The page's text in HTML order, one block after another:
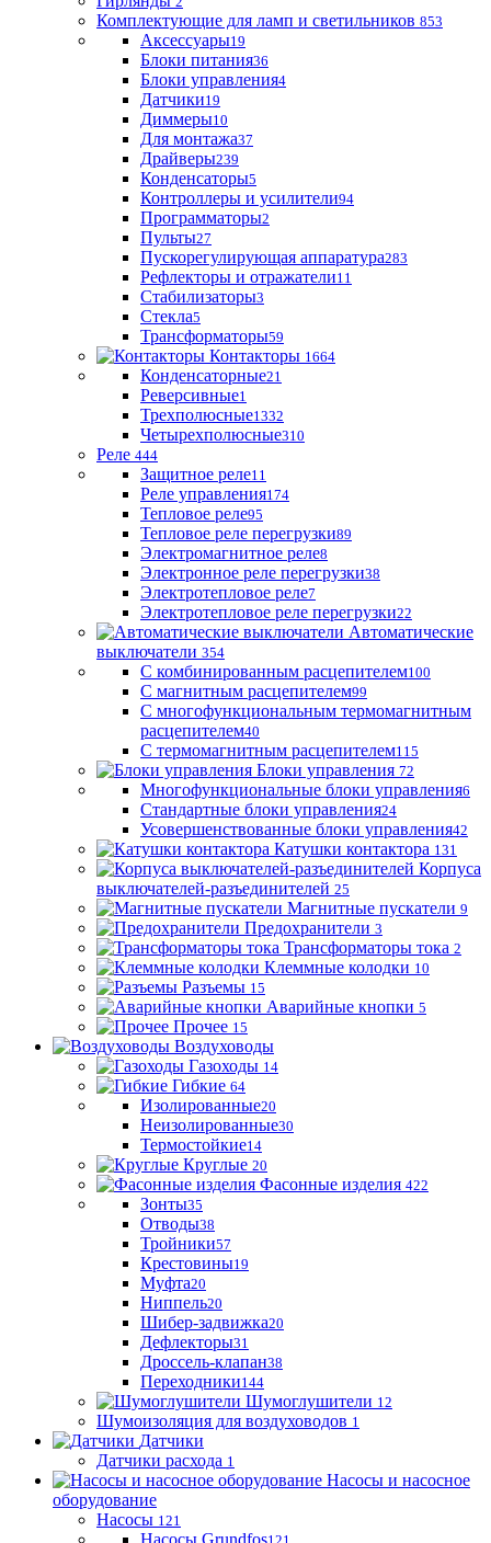
Комплектующие для ламп и светильников 853
Аксессуары19
Блоки питания36
Блоки управления4
Датчики19
Диммеры10
Для монтажа37
Драйверы239
Конденсаторы5
Контроллеры и усилители94
Программаторы2
Пульты27
Пускорегулирующая аппаратура283
Рефлекторы и отражатели11
Стабилизаторы3
Стекла5
Трансформаторы59
Контакторы 1664
Конденсаторные21
Реверсивные1
Трехполюсные1332
Четырехполюсные310
Реле 444
Защитное реле11
Реле управления174
Тепловое реле95
Тепловое реле перегрузки89
Электромагнитное реле8
Электронное реле перегрузки38
Электротепловое реле7
Электротепловое реле перегрузки22
Автоматические
выключатели 354
С комбинированным расцепителем100
С магнитным расцепителем99
С многофункциональным термомагнитным
расцепителем40
С термомагнитным расцепителем115
Блоки управления 72
Многофункциональные блоки управления6
Стандартные блоки управления24
Усовершенствованные блоки управления42
Катушки контактора 131
Корпуса
выключателей-разъединителей 25
Магнитные пускатели 9
Предохранители 3
Трансформаторы тока 2
Клеммные колодки 10
Разъемы 15
Аварийные кнопки 5
Прочее 15
Воздуховоды
Газоходы 14
Гибкие 64
Изолированные20
Неизолированные30
Термостойкие14
Круглые 20
Фасонные изделия 422
Зонты35
Отводы38
Тройники57
Крестовины19
Муфта20
Ниппель20
Шибер-задвижка20
Дефлекторы31
Дроссель-клапан38
Переходники144
Шумоглушители 12
Шумоизоляция для воздуховодов 1
Датчики
Датчики расхода 1
Насосы и насосное
оборудование
Насосы 121
Насосы Grundfos